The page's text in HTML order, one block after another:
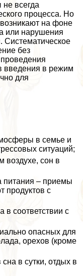
всегда
процесса. Но
на фоне
или нарушения
Систематическое
без
введения в режим
для
в семье и
ситуаций;
воздухе, сон в
питания – приемы
продуктов с
в соответствии с
опасных для
орехов (кроме
в сутки, отдых в